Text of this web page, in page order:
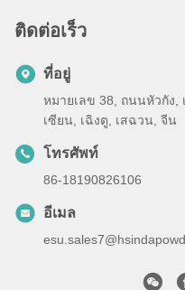
ติดต่อเร็ว
ที่อยู่
หมายเลข 38, ถนนหัวกัง,
เซียน, เฉิงตู, เสฉวน, จีน
โทรศัพท์
86-18190826106
อีเมล